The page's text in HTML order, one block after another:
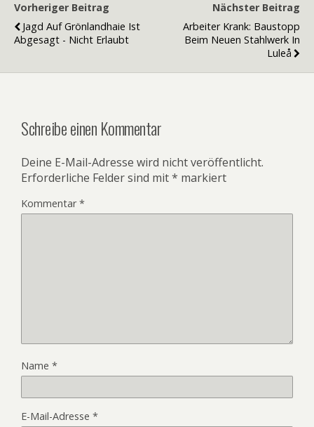
Vorheriger Beitrag
Jagd Auf Grönlandhaie Ist
Abgesagt - Nicht Erlaubt
Nächster Beitrag
Arbeiter Krank: Baustopp
Beim Neuen Stahlwerk In
Luleå
Schreibe einen Kommentar
Deine E-Mail-Adresse wird nicht veröffentlicht.
Erforderliche Felder sind mit* markiert
Kommentar*
Name *
E-Mail-Adresse *